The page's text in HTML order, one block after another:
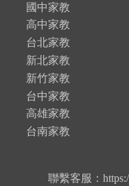
國中家教
高中家教
台北家教
新北家教
新竹家教
台中家教
高雄家教
台南家教
聯繫客服：